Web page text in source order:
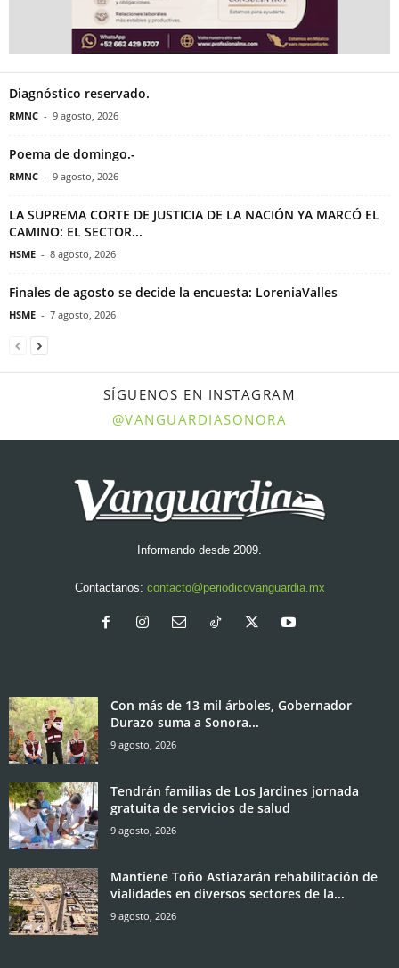
Diagnóstico reservado.
RMNC - 9 agosto, 2026
Poema de domingo.-
RMNC - 9 agosto, 2026
LA SUPREMA CORTE DE JUSTICIA DE LA NACIÓN YA MARCÓ EL
CAMINO: EL SECTOR...
HSME - 8 agosto, 2026
Finales de agosto se decide la encuesta: LoreniaValles
HSME - 7 agosto, 2026
SÍGUENOS EN INSTAGRAM
@VANGUARDIASONORA
Informando desde 2009.
Contáctanos: contacto@periodicovanguardia.mx
Con más de 13 mil árboles, Gobernador
Durazo suma a Sonora...
9 agosto, 2026
Tendrán familias de Los Jardines jornada
gratuita de servicios de salud
9 agosto, 2026
Mantiene Toño Astiazarán rehabilitación de
vialidades en diversos sectores de la...
9 agosto, 2026